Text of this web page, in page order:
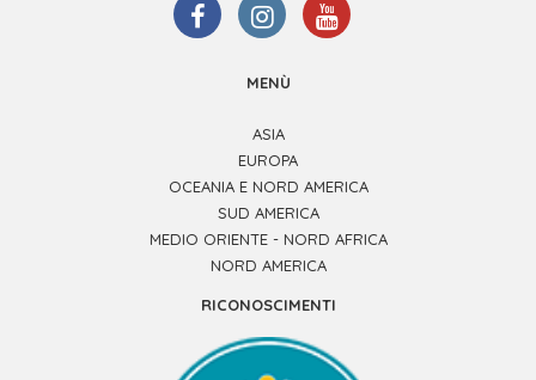
MENÙ
ASIA
EUROPA
OCEANIA E NORD AMERICA
SUD AMERICA
MEDIO ORIENTE - NORD AFRICA
NORD AMERICA
RICONOSCIMENTI